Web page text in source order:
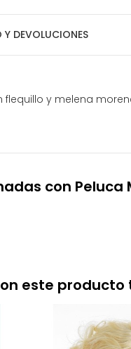
Y DEVOLUCIONES
y melena
con Peluca
este